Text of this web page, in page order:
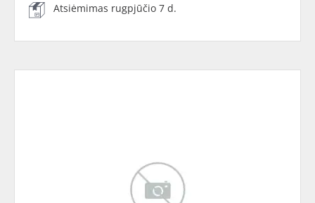
Atsiėmimas rugpjūčio 7 d.